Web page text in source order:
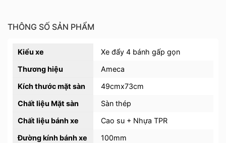
THÔNG SỐ SẢN PHẨM
Kiểu xe
Xe đẩy 4 bánh gấp gọn
Thương hiệu
Ameca
Kích thước mặt sàn
49cmx73cm
Chất liệu Mặt sàn
Sàn thép
Chất liệu bánh xe
Cao su + Nhựa TPR
Đường kính bánh xe
100mm